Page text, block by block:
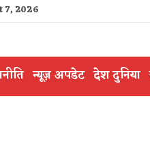
7, 2026
न्यूज़ अपडेट देश दुनिया